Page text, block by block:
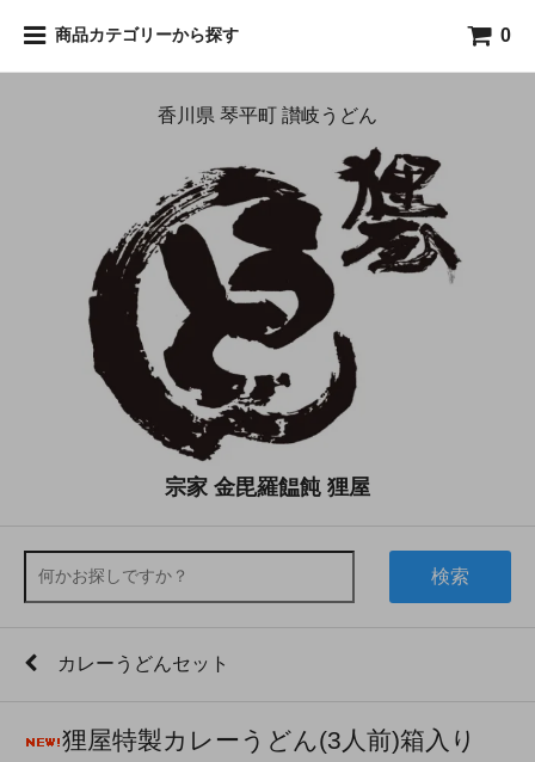
商品カテゴリーから探す 0
香川県 琴平町 讃岐うどん
宗家 金毘羅饂飩 狸屋
検索
カレーうどんセット
狸屋特製カレーうどん(3人前)箱入り